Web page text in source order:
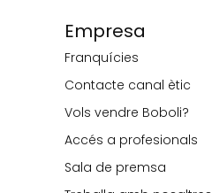
Empresa
Franquícies
Contacte canal ètic
Vols vendre Boboli?
Accés a profesionals
Sala de premsa